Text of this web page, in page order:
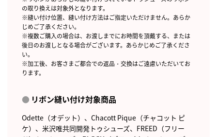
の取り換えは対象外となります。
※縫い付け位置、縫い付け方法はご指定いただけません。あらか
じめご了承ください。
※複数ご購入の場合は、お渡しまでにお時間を頂戴する、または
後日のお渡しとなる場合がございます。あらかじめご了承くださ
い。
※加工後、お客さまご都合での返品・交換はご遠慮いただいてお
ります。
リボン縫い付け対象商品
Odette（オデット）、Chacott Pique（チャコット ピ
ケ）、米沢唯共同開発トゥシューズ、FREED（フリー